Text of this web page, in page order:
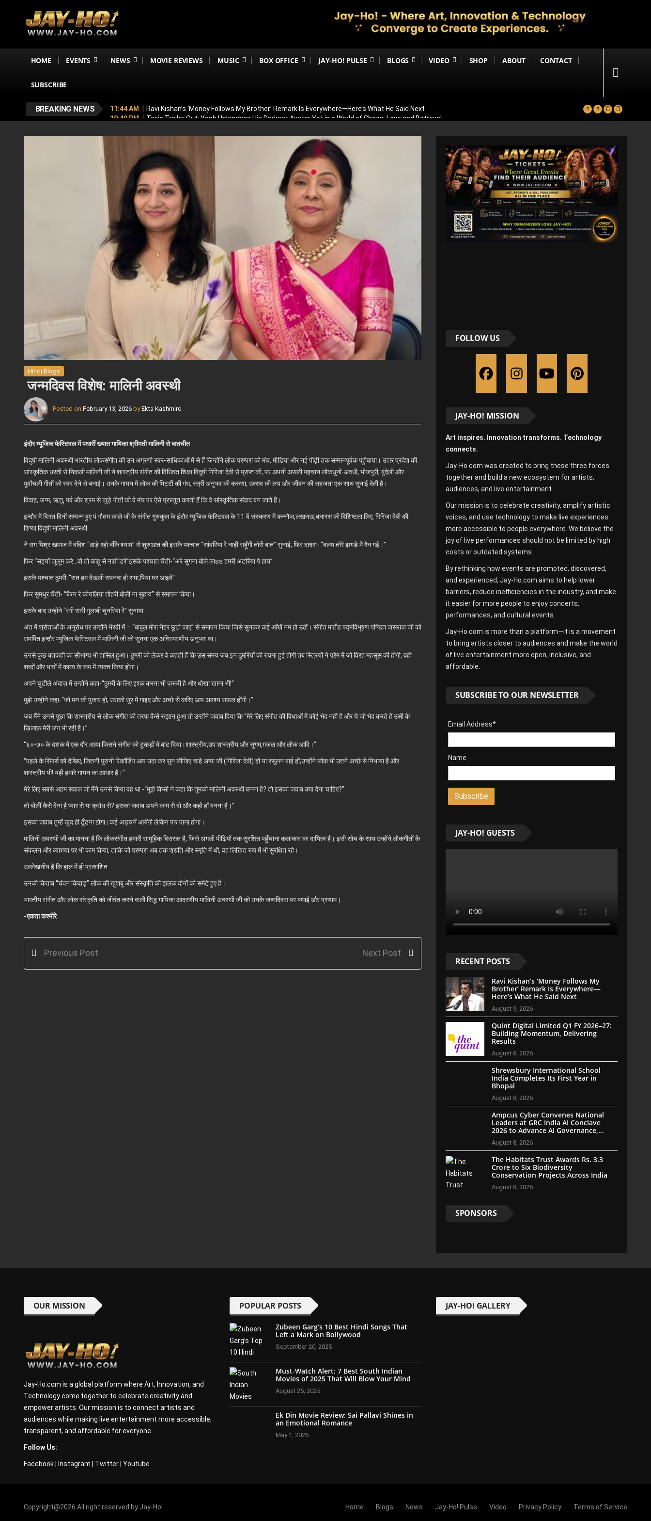
HOME EVENTS NEWS MOVIE REVIEWS MUSIC BOX OFFICE JAY-HO! PULSE BLOGS VIDEO SHOP ABOUT CONTACT
SUBSCRIBE
BREAKING NEWS 11:44 AM
Ravi Kishan’s ‘Money Follows My Brother’ Remark Is Everywhere—Here’s What He Said Next
10:49 PM
Toxic Trailer Out: Yash Unleashes His Darkest Avatar Yet in a World of Chaos, Love and Betrayal
6:43 PM
Lucky Baskhar 2 Confirmed: Venky Atluri Reveals Sequel Plans and When Production Could Begin
Bhool Bhulaiyaa 4 Delayed: Anees Bazmee Reveals Why Kartik Aaryan’s Horror-Comedy Isn’t Happening Anytime Soon
Hindi Blogs
जन्मदिवस विशेष: मालिनी अवस्थी
Posted on February 13, 2026 byEkta Kashmire
इंदौर म्यूजिक फेस्टिवल में पधारीं ख्यात गायिका श्रीमती मालिनी से बातचीत
विदुषी मालिनी अवस्थी भारतीय लोकसंगीत की उन अग्रणी स्वर-साधिकाओं में से हैं जिन्होंने लोक परम्परा को मंच, मीडिया और नई पीढ़ी तक सम्मानपूर्वक पहुँचाया। उत्तर प्रदेश की
सांस्कृतिक धरती से निकली मालिनी जी ने शास्त्रीय संगीत की विधिवत शिक्षा विदुषी गिरिजा देवी से प्राप्त की, पर अपनी असली पहचान लोकधुनों-अवधी, भोजपुरी, बुंदेली और
पूर्वांचली गीतों को स्वर देने से बनाई। उनके गायन में लोक की मिट्टी की गंध, स्त्री अनुभव की करुणा, उत्सव की लय और जीवन की सहजता एक साथ सुनाई देती है।
विवाह, जन्म, ऋतु, पर्व और श्रम से जुड़े गीतों को वे मंच पर ऐसे प्रस्तुत करती हैं कि वे सांस्कृतिक संवाद बन जाते हैं।
इन्दौर में विगत दिनों सम्पन्न हुए पं गौतम काले जी के संगीत गुरुकुल के इंदौर म्यूजिक फेस्टिवल के 11 वें संस्करण में कन्नौज,लखनऊ,बनारस की विशिष्टता लिए, गिरिजा देवी की
शिष्या विदुषी मालिनी अवस्थी
ने राग मिश्र खमाज में बंदिश “ठाड़े रहो बाँके श्याम” से शुरुआत की इसके पश्चात “सांवरिया रे नाही सहूँगी तोरी बात” सुनाई, फिर दादरा- “बलम तोरे झगड़े में रैन गई।”
फिर “सइयाँ जुलूम करे…वो तो काहू से नाहीं डरे”इसके पश्चात चैती-“अरे सुगना बोले लाss हमरी अटरिया पे हाय”
इसके पश्चात ठुमरी-“रात हम देखली सपनवा हो रामा,पिया घर आइवे”
फिर सुमधुर चैती- “बैरन रे कोयलिया तोहरी बोली ना सुहाय” से समापन किया।
इसके बाद उन्होंने “रंगी सारी गुलाबी चुनरिया रे” सुनाया
अंत में श्रोताओं के अनुरोध पर उन्होंने भैरवी में – “बाबुल मोरा नैहर छूटो जाए” से समापन किया जिसे सुनकर कई आँखें नम हो उठीं। संगीत मार्तंड पद्मविभूषण पण्डित जसराज जी को
समर्पित इन्दौर म्युजिक फेस्टिवल में मालिनी जी को सुनना एक अविस्मरणीय अनुभव था।
उनसे कुछ बतकही का सौभाग्य भी हासिल हुआ। ठुमरी को लेकर वे कहती हैं कि उस समय जब इन ठुमरियों की रचना हुई होगी तब स्त्रियों ने प्रेम में जो विरह महसूस की होगी, वही
शब्दों और भावों में काव्य के रूप में व्यक्त किया होगा।
अपने चुटीले अंदाज़ में उन्होंने कहा-“ठुमरी के लिए इश्क़ करना भी ज़रूरी है और धोखा खाना भी!”
मुझे उन्होंने कहा-“जो मन की पुकार हो, उसको सुर में गाइए और अच्छे से करिए आप अवश्य सफ़ल होंगी।”
जब मैंने उनसे पूछा कि शास्त्रीय से लोक संगीत की तरफ कैसे रुझान हुआ तो उन्होंने जवाब दिया कि “मेरे लिए संगीत की विधाओं में कोई भेद नहीं है और ये जो भेद करते हैं उसी के
ख़िलाफ़ मेरी जंग भी रही है।”
“६०-७० के दशक में एक दौर आया जिसने संगीत को टुकड़ों में बांट दिया।शास्त्रीय,उप शास्त्रीय और सुगम,ग़ज़ल और लोक आदि।”
“पहले के सिंगर्स को देखिए, जितनी पुरानी रिकॉर्डिंग आप उठा कर सुन लीजिए चाहे अप्पा जी (गिरिजा देवी) हों या रसूलन बाई हों,उन्होंने लोक भी उतने अच्छे से निभाया है और
शास्त्रीय भी! यही हमारे गायन का आधार हैं।”
मेरे लिए सबसे अहम सवाल जो मैंने उनसे किया वह था -“मुझे किसी ने कहा कि तुमको मालिनी अवस्थी बनना है? तो इसका जवाब क्या देना चाहिए?”
तो बोलीं कैसे देना है प्यार से या क्रोध से? इसका जवाब अपने काम से दो और कहो हाँ बनना है।”
इसका जवाब तुम्हें खुद ही ढूँढना होगा।कई अड़चनें आयेंगी लेकिन पार पाना होगा।
मालिनी अवस्थी जी का मानना है कि लोकसंगीत हमारी सामूहिक विरासत है, जिसे अगली पीढ़ियों तक सुरक्षित पहुँचाना कलाकार का दायित्व है। इसी सोच के साथ उन्होंने लोकगीतों के
संकलन और व्याख्या पर भी काम किया, ताकि जो परम्परा अब तक श्रुति और स्मृति में थी, वह लिखित रूप में भी सुरक्षित रहे।
उल्लेखनीय है कि हाल में ही प्रकाशित
उनकी किताब “चंदन किवाड़” लोक की खुशबू और संस्कृति की झलक दोनों को समेटे हुए है।
भारतीय संगीत और लोक संस्कृति को जीवंत करने वाली सिद्ध गायिका आदरणीय मालिनी अवस्थी जी को उनके जन्मदिवस पर बधाई और प्रणाम।
-एकता कश्मीरे
Previous Post Next Post
FOLLOW US
JAY-HO! MISSION
Art inspires. Innovation transforms. Technology
connects.
Jay-Ho.com was created to bring these three forces
together and build a new ecosystem for artists,
audiences, and live entertainment.
Our mission is to celebrate creativity, amplify artistic
voices, and use technology to make live experiences
more accessible to people everywhere. We believe the
joy of live performances should not be limited by high
costs or outdated systems.
By rethinking how events are promoted, discovered,
and experienced, Jay-Ho.com aims to help lower
barriers, reduce inefficiencies in the industry, and make
it easier for more people to enjoy concerts,
performances, and cultural events.
Jay-Ho.com is more than a platform—it is a movement
to bring artists closer to audiences and make the world
of live entertainment more open, inclusive, and
affordable.
SUBSCRIBE TO OUR NEWSLETTER
Email Address*
Name
JAY-HO! GUESTS
RECENT POSTS
Ravi Kishan’s ‘Money Follows My
Brother’ Remark Is Everywhere—
Here’s What He Said Next
August 9, 2026
Quint Digital Limited Q1 FY 2026–27:
Building Momentum, Delivering
Results
August 8, 2026
Shrewsbury International School
India Completes Its First Year in
Bhopal
August 8, 2026
Ampcus Cyber Convenes National
Leaders at GRC India AI Conclave
2026 to Advance AI Governance,
Cybersecurity, and Digital Trust
August 8, 2026
The Habitats Trust Awards Rs. 3.3
Crore to Six Biodiversity
Conservation Projects Across India
August 8, 2026
SPONSORS
OUR MISSION
Jay-Ho.com is a global platform where Art, Innovation, and
Technology come together to celebrate creativity and
empower artists. Our mission is to connect artists and
audiences while making live entertainment more accessible,
transparent, and affordable for everyone.
Follow Us:
Facebook| Instagram Twitter| Youtube
POPULAR POSTS
Zubeen Garg’s 10 Best Hindi Songs That
Left a Mark on Bollywood
September 20, 2025
Must-Watch Alert: 7 Best South Indian
Movies of 2025 That Will Blow Your Mind
August 25, 2025
Ek Din Movie Review: Sai Pallavi Shines in
an Emotional Romance
May 1, 2026
JAY-HO! GALLERY
Copyright@2026 All right reserved by Jay-Ho! Home Blogs News Jay-Ho! Pulse Video Privacy Policy Terms of Service